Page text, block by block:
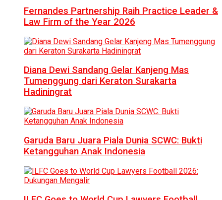
Fernandes Partnership Raih Practice Leader &
Law Firm of the Year 2026
Diana Dewi Sandang Gelar Kanjeng Mas
Tumenggung dari Keraton Surakarta
Hadiningrat
Garuda Baru Juara Piala Dunia SCWC: Bukti
Ketangguhan Anak Indonesia